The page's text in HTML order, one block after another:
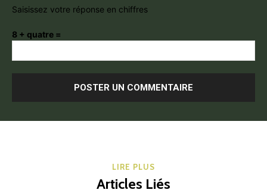
Saisissez votre réponse en chiffres
8 + quatre =
LIRE PLUS
Articles Liés